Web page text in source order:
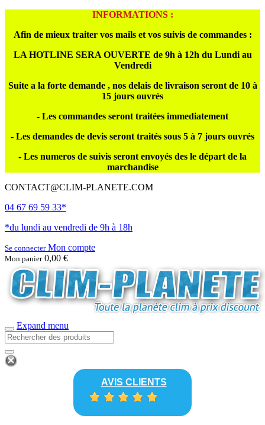
INFORMATIONS :
Afin de mieux traiter vos mails et vos suivis de commandes :
LA HOTLINE SERA OUVERTE de 9h à 12h du Lundi au
Vendredi
Suite a la forte demande , nos delais de livraison seront de 10 à
15 jours ouvrés
- Les commandes seront traitées immediatement
- Les demandes de devis seront traités sous 5 à 7 jours ouvrés
- Les numeros de suivis seront envoyés des le départ de la
marchandise
CONTACT@CLIM-PLANETE.COM
04 67 69 59 33*
*du lundi au vendredi de 9h à 18h
Se connecterMon compte
Mon panier 0,00 €
Expand menu
AVIS CLIENTS